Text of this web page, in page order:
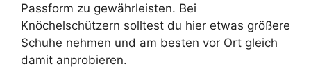
Passform zu gewährleisten. Bei
Knöchelschützern solltest du hier etwas größere
Schuhe nehmen und am besten vor Ort gleich
damit anprobieren.